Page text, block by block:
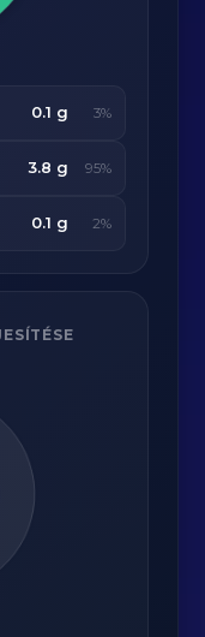
0.1 g 3%
3.8 g 95%
0.1 g 2%